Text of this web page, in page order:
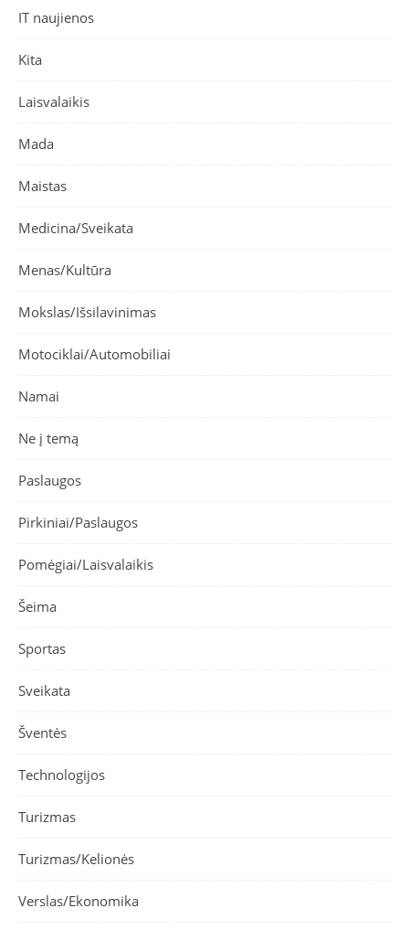
IT naujienos
Kita
Laisvalaikis
Mada
Maistas
Medicina/Sveikata
Menas/Kultūra
Mokslas/Išsilavinimas
Motociklai/Automobiliai
Namai
Ne į temą
Paslaugos
Pirkiniai/Paslaugos
Pomėgiai/Laisvalaikis
Šeima
Sportas
Sveikata
Šventės
Technologijos
Turizmas
Turizmas/Kelionės
Verslas/Ekonomika